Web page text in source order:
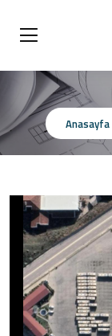
Anasayfa